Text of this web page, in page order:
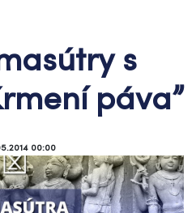
s
páva”
00:00